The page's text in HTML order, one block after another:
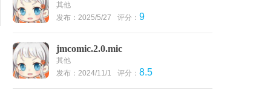
其他
发布：2025/5/27
评分： 9
jmcomic.2.0.mic
其他
发布：2024/11/1
评分： 8.5